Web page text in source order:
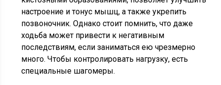
настроение и тонус мышц, а также укрепить
позвоночник. Однако стоит помнить, что даже
ходьба может привести к негативным
последствиям, если заниматься ею чрезмерно
много. Чтобы контролировать нагрузку, есть
специальные шагомеры.